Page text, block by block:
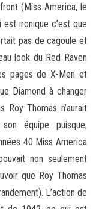
(Miss America, le
est ironique c’est que
pas de cagoule et
look du Red Raven
pages de X-Men et
Diamond à changer
Roy Thomas n’aurait
équipe puisque,
40 Miss America
non seulement
que Roy Thomas
L’action de